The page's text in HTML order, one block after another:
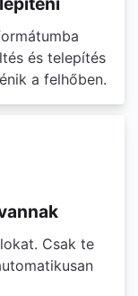
és telepítés
a felhőben.
Csak te